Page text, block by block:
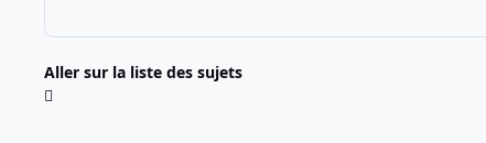
Aller sur la liste des sujets